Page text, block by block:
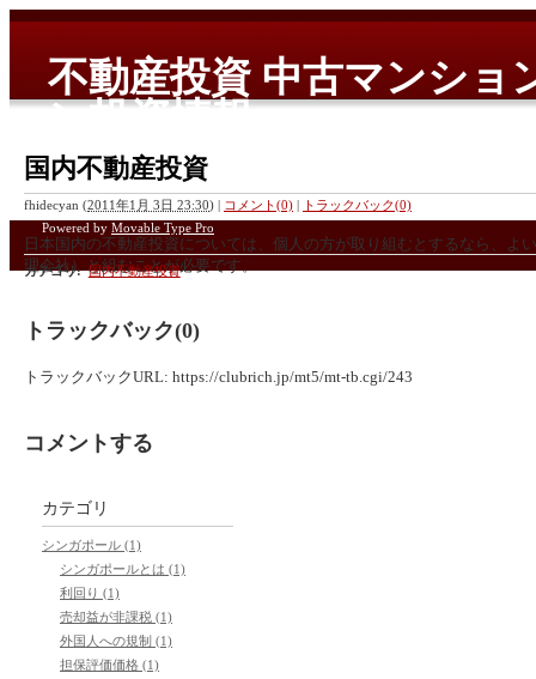
不動産投資 中古マンショ
ン投資情報
国内、海外の中古マンション、新築コンドミニアムを中心とし
国内不動産投資
fhidecyan (2011年1月 3日 23:30) | コメント(0) | トラックバック(0)
日本国内の不動産投資については、個人の方が取り組むとするなら、よ
理会社）と組むことが必要です。
ひとえに利回りが10%だと言ったとしても、物件の老朽化などにより補
不動産分野での経験
補修工事などの業者とのコネクション
最終的には合う合わないなどは会ってみて、実際に付き合ってみて決め
カテゴリ: 国内不動産投資
トラックバック(0)
トラックバックURL: https://clubrich.jp/mt5/mt-tb.cgi/243
コメントする
カテゴリ
シンガポール (1)
シンガポールとは (1)
利回り (1)
売却益が非課税 (1)
外国人への規制 (1)
担保評価価格 (1)
Powered by Movable Type Pro